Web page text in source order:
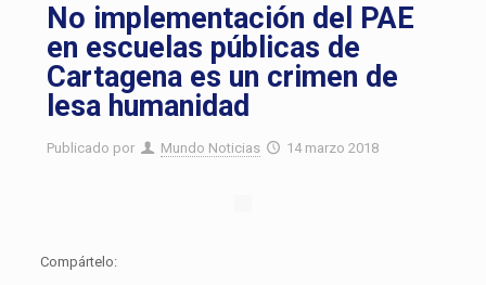
No implementación del PAE
en escuelas públicas de
Cartagena es un crimen de
lesa humanidad
Publicado por Mundo Noticias 14 marzo 2018
Compártelo: